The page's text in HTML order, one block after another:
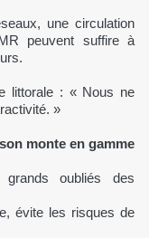
une circulation
peuvent suffire à
littorale : « Nous ne
»
monte en gamme
oubliés des
évite les risques de